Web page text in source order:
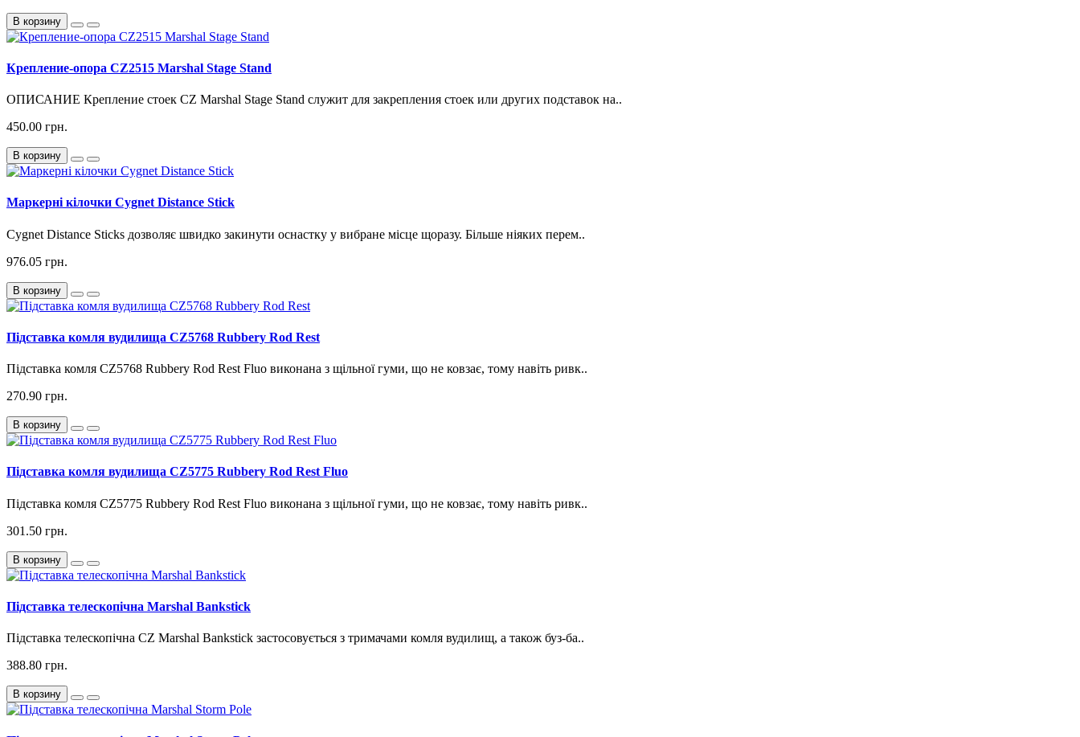
В корзину
Крепление-опора CZ2515 Marshal Stage Stand
ОПИСАНИЕ Крепление стоек CZ Marshal Stage Stand служит для закрепления стоек или других подставок на..
450.00 грн.
В корзину
Маркерні кілочки Cygnet Distance Stick
Cygnet Distance Sticks дозволяє швидко закинути оснастку у вибране місце щоразу. Більше ніяких перем..
976.05 грн.
В корзину
Підставка комля вудилища CZ5768 Rubbery Rod Rest
Підставка комля CZ5768 Rubbery Rod Rest Fluo виконана з щільної гуми, що не ковзає, тому навіть ривк..
270.90 грн.
В корзину
Підставка комля вудилища CZ5775 Rubbery Rod Rest Fluo
Підставка комля CZ5775 Rubbery Rod Rest Fluo виконана з щільної гуми, що не ковзає, тому навіть ривк..
301.50 грн.
В корзину
Підставка телескопічна Marshal Bankstick
Підставка телескопічна CZ Marshal Bankstick застосовується з тримачами комля вудилищ, а також буз-ба..
388.80 грн.
В корзину